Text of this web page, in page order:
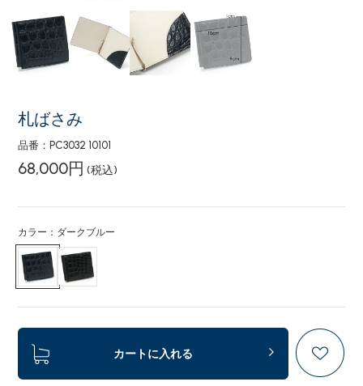
札ばさみ
品番：PC3032 10101
68,000円 (税込)
カラー：ダークブルー
カートに入れる